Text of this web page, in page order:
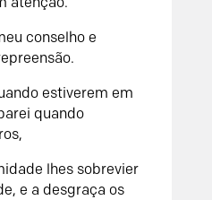
conselho e
estiverem em
quando
lhes sobrevier
e a desgraça os